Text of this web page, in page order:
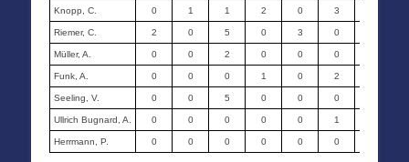
Knopp, C. 0 1 1 2 0 3
Riemer, C. 2 0 5 0 3 0
Müller, A. 0 0 2 0 0 0
Funk, A. 0 0 0 1 0 2
Seeling, V. 0 0 5 0 0 0
Ullrich Bugnard, A. 0 0 0 0 0 1
Herrmann, P. 0 0 0 0 0 0